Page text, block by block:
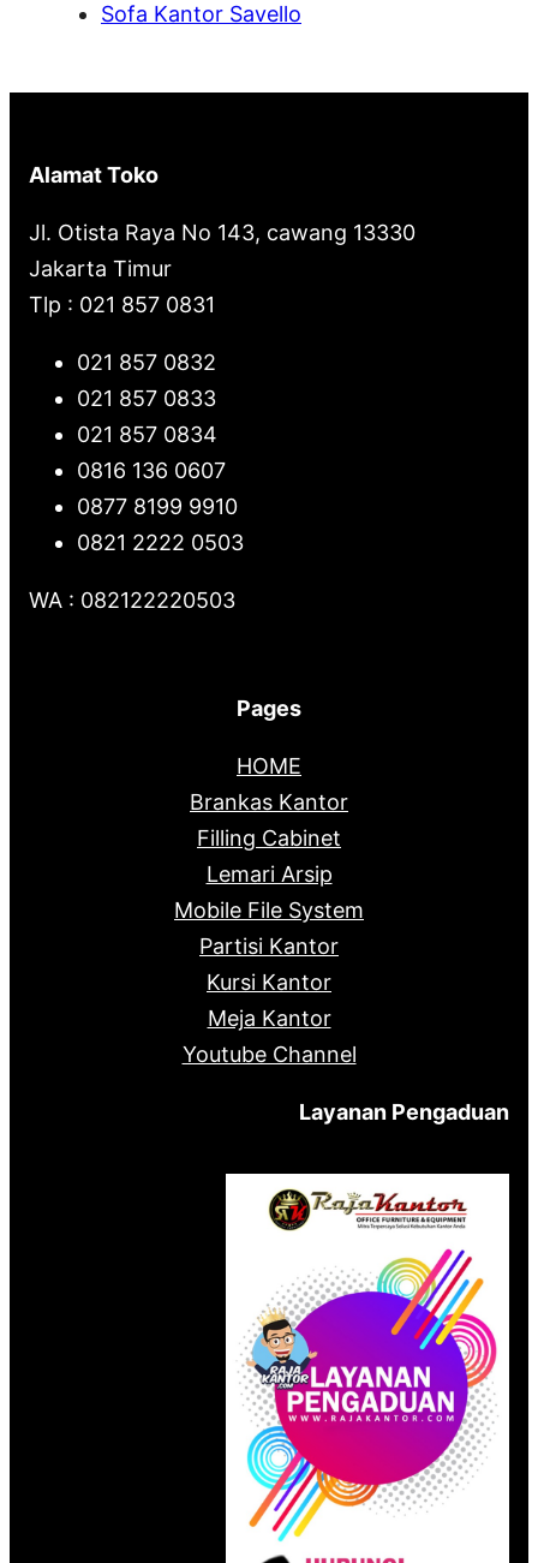
Sofa Kantor Savello
Alamat Toko
Jl. Otista Raya No 143, cawang 13330
Jakarta Timur
Tlp : 021 857 0831
021 857 0832
021 857 0833
021 857 0834
0816 136 0607
0877 8199 9910
0821 2222 0503
WA : 082122220503
Pages
HOME
Brankas Kantor
Filling Cabinet
Lemari Arsip
Mobile File System
Partisi Kantor
Kursi Kantor
Meja Kantor
Youtube Channel
Layanan Pengaduan